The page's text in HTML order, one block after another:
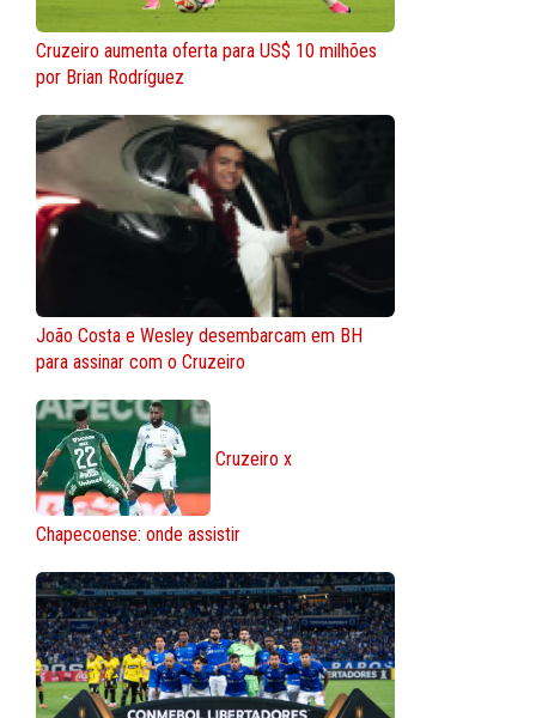
Cruzeiro aumenta oferta para US$ 10 milhões
por Brian Rodríguez
João Costa e Wesley desembarcam em BH
para assinar com o Cruzeiro
Cruzeiro x
Chapecoense: onde assistir